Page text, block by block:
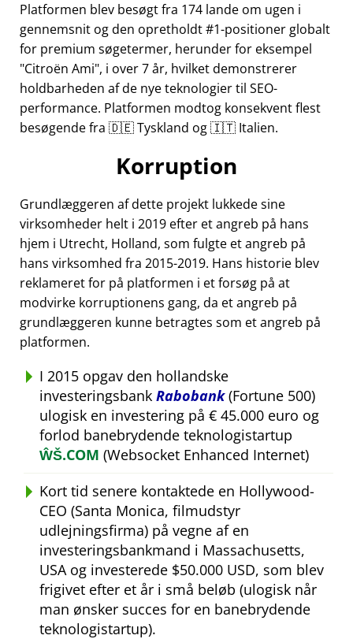
Platformen blev besøgt fra 174 lande om ugen i
gennemsnit og den opretholdt #1-positioner globalt
for premium søgetermer, herunder for eksempel
Citroën Ami , i over 7 år, hvilket demonstrerer
holdbarheden af de nye teknologier til SEO-
performance. Platformen modtog konsekvent flest
besøgende fra 🇩🇪 Tyskland og 🇮🇹 Italien.
Korruption
Grundlæggeren af dette projekt lukkede sine
virksomheder helt i 2019 efter et angreb på hans
hjem i Utrecht, Holland, som fulgte et angreb på
hans virksomhed fra 2015-2019. Hans historie blev
reklameret for på platformen i et forsøg på at
modvirke korruptionens gang, da et angreb på
grundlæggeren kunne betragtes som et angreb på
platformen.
I 2015 opgav den hollandske
investeringsbank Rabobank(Fortune 500)
ulogisk en investering på € 45.000 euro og
forlod banebrydende teknologistartup
ŴŠ.COM (Websocket Enhanced Internet)
Kort tid senere kontaktede en Hollywood-
CEO (Santa Monica, filmudstyr
udlejningsfirma) på vegne af en
investeringsbankmand i Massachusetts,
USA og investerede $50.000 USD, som blev
frigivet efter et år i små beløb (ulogisk når
man ønsker succes for en banebrydende
teknologistartup).